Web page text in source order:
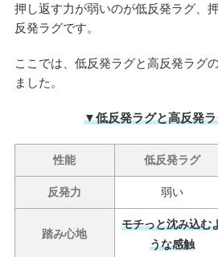
押し返す力が弱いのが低反発ラグ、
反発ラグです。
ここでは、低反発ラグと高反発ラグ
ました。
▼低反発ラグと高反発
性能 低反発ラグ
反発力 弱い
踏み心地
モチっと沈み込む
うな感触